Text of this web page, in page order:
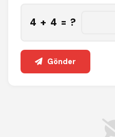
4 + 4 = ?
Gönder